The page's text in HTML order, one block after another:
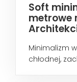
Soft
metrowe
Minimalizm
chłodnej,